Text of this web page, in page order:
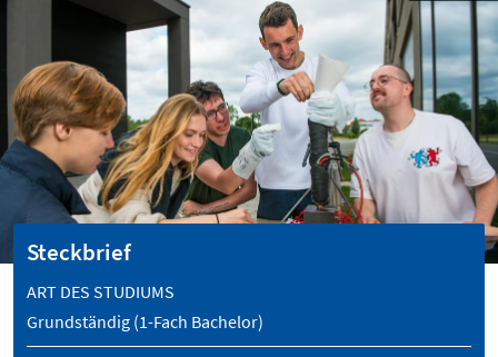
Steckbrief
ART DES STUDIUMS
Grundständig (1-Fach Bachelor)